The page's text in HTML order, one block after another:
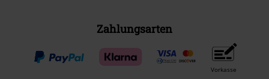
Zahlungsarten
Vorkasse